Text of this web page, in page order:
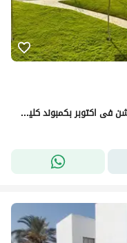
بنتهاوس 324 م استلام فورى فى اميز لوكيشن فى اكتوبر بكمبوند كليوبترا سكوير بجوار بالم هيلز و نيو جيزة دقايق من مول مصر